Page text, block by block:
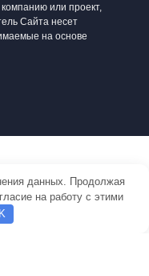
или проект,
Сайта несет
на основе
данных. Продолжая
на работу с этими